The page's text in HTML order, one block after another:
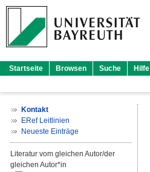
Startseite Browsen Suche Hilfe
Kontakt
ERef Leitlinien
Neueste Einträge
Literatur vom gleichen Autor/der
gleichen Autor*in